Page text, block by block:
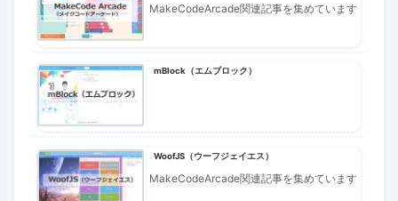
MakeCodeArcade関連記事を集めています
mBlock（エムブロック）
WoofJS（ウーフジェイエス）
MakeCodeArcade関連記事を集めています